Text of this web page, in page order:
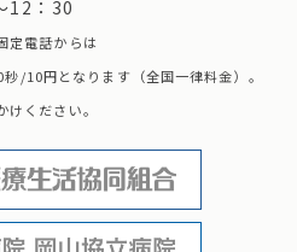
：30
定電話からは
/10円となります（全国一律料金）。
ください。